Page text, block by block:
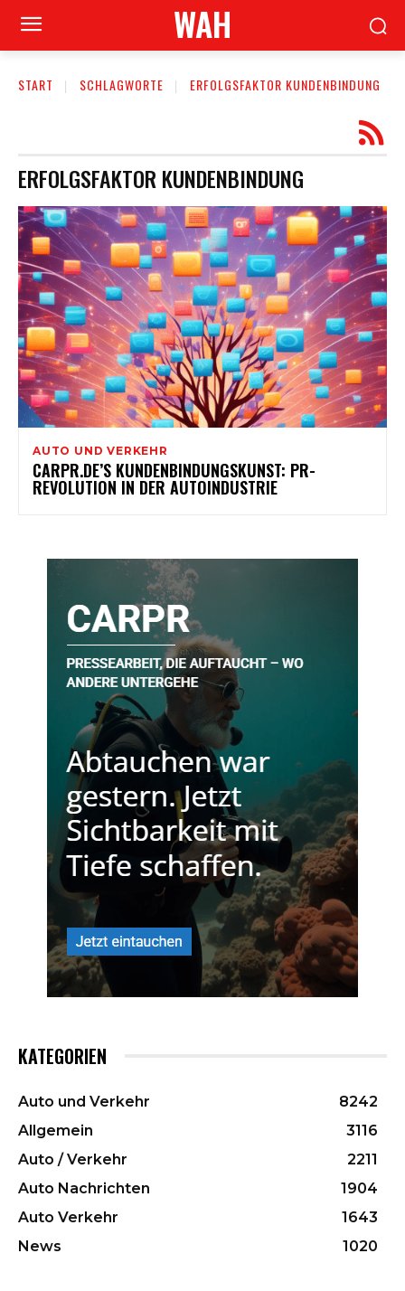
WAH
START SCHLAGWORTE ERFOLGSFAKTOR KUNDENBINDUNG
ERFOLGSFAKTOR KUNDENBINDUNG
AUTO UND VERKEHR
CARPR.DE’S KUNDENBINDUNGSKUNST: PR-
REVOLUTION IN DER AUTOINDUSTRIE
KATEGORIEN
Auto und Verkehr
8242
Allgemein
3116
Auto / Verkehr
2211
Auto Nachrichten
1904
Auto Verkehr
1643
News
1020